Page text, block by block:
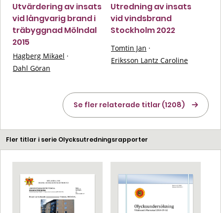
Utvärdering av insats
vid långvarig brand i
träbyggnad Mölndal
2015
Hagberg Mikael ·
Dahl Göran
Utredning av insats
vid vindsbrand
Stockholm 2022
Tomtin Jan ·
Eriksson Lantz Caroline
Se fler relaterade titlar (1208)
Fler titlar i serie Olycksutredningsrapporter